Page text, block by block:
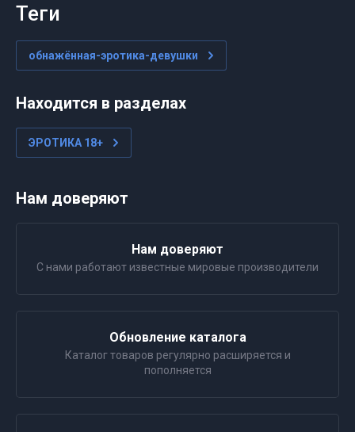
теги
обнажённая-эротика-девушки
Находится в разделах
ЭРОТИКА 18+
Нам доверяют
Нам доверяют
С нами работают известные мировые производители
Обновление каталога
Каталог товаров регулярно расширяется и
пополняется